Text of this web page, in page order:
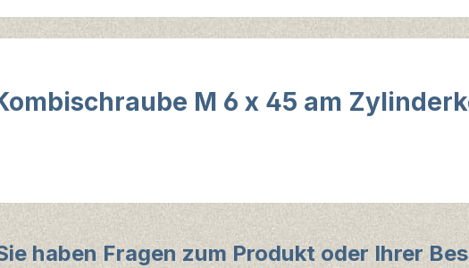
M 6 x 45 am
haben Fragen zum Produkt oder Ihrer